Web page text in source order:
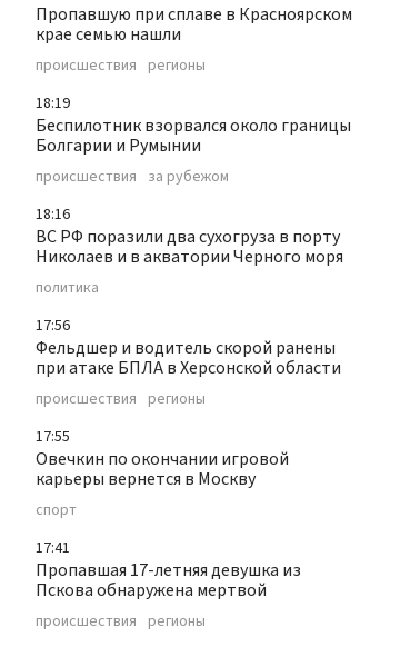
Пропавшую при сплаве в Красноярском
крае семью нашли
происшествия регионы
18:19
Беспилотник взорвался около границы
Болгарии и Румынии
происшествия за рубежом
18:16
ВС РФ поразили два сухогруза в порту
Николаев и в акватории Черного моря
политика
17:56
Фельдшер и водитель скорой ранены
при атаке БПЛА в Херсонской области
происшествия регионы
17:55
Овечкин по окончании игровой
карьеры вернется в Москву
спорт
17:41
Пропавшая 17-летняя девушка из
Пскова обнаружена мертвой
происшествия регионы